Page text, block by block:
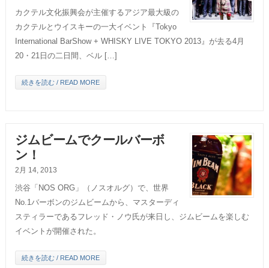
カクテル文化振興会が主催するアジア最大級の
カクテルとウイスキーの一大イベント『Tokyo
International BarShow + WHISKY LIVE TOKYO 2013』が去る4月
20・21日の二日間、ベル […]
続きを読む / READ MORE
ジムビームでクールバーボ
ン！
2月 14, 2013
渋谷「NOS ORG」（ノスオルグ）で、世界
No.1バーボンのジムビームから、マスターディ
スティラーであるフレッド・ノウ氏が来日し、ジムビームを楽しむ
イベントが開催された。
続きを読む / READ MORE